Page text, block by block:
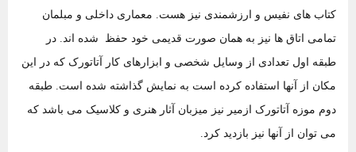
کتاب های نفیس و ارزشمندی نیز هست. معماری داخلی و مبلمان
تمامی اتاق ها نیز به همان صورت قدیمی خود حفظ شده اند. در
طبقه اول تعدادی از وسایل شخصی و ابزارهای کار آتاتورک که در این
مکان از‌ آنها استفاده کرده است به نمایش گذاشته شده است. طبقه
دوم موزه آتاتورک ازمیر نیز میزبان آثار هنری و کلاسیک می باشد که
می توان از آنها نیز بازدید کرد.